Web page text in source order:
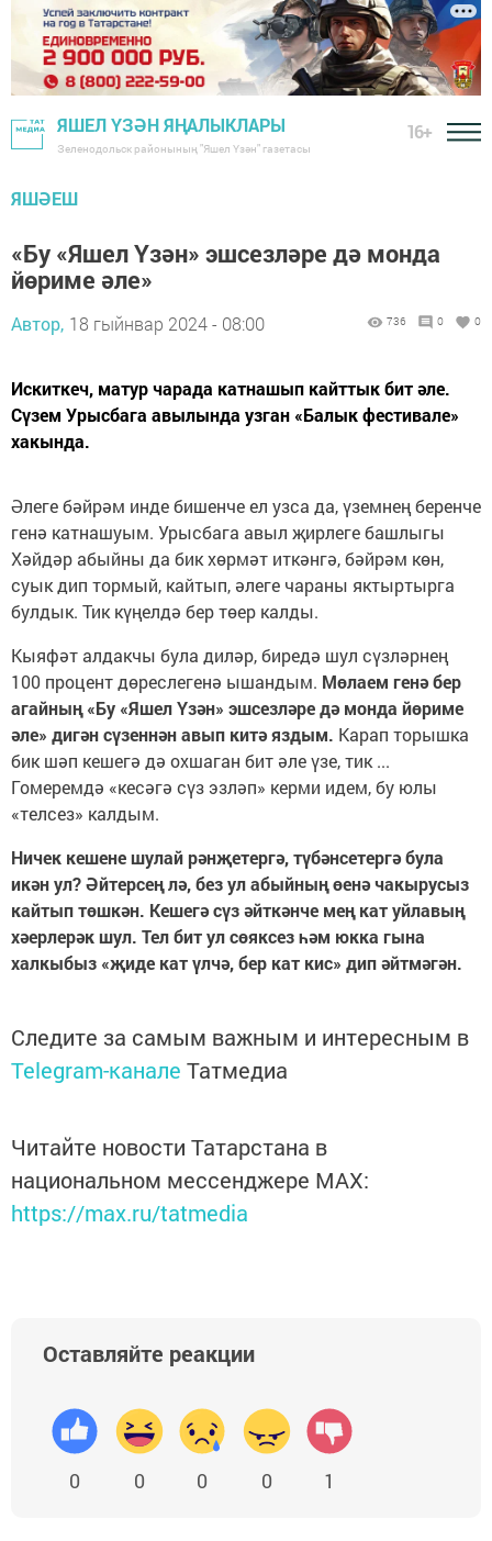
ЯШЕЛ ҮЗӘН ЯҢАЛЫКЛАРЫ
Зеленодольск районының "Яшел Үзән" газетасы
16+
ЯШӘЕШ
«Бу «Яшел Үзән» эшсезләре дә монда
йөриме әле»
Автор, 18 гыйнвар 2024 - 08:00 736 0 0
Искиткеч, матур чарада катнашып кайттык бит әле.
Сүзем Урысбага авылында узган «Балык фестивале»
хакында.
Әлеге бәйрәм инде бишенче ел узса да, үземнең беренче
генә катнашуым. Урысбага авыл җирлеге башлыгы
Хәйдәр абыйны да бик хөрмәт иткәнгә, бәйрәм көн,
суык дип тормый, кайтып, әлеге чараны яктыртырга
булдык. Тик күңелдә бер төер калды.
Кыяфәт алдакчы була диләр, биредә шул сүзләрнең
100 процент дөреслегенә ышандым. Мөлаем генә бер
агайның «Бу «Яшел Үзән» эшсезләре дә монда йөриме
әле» дигән сүзеннән авып китә яздым. Карап торышка
бик шәп кешегә дә охшаган бит әле үзе, тик ...
Гомеремдә «кесәгә сүз эзләп» керми идем, бу юлы
«телсез» калдым.
Ничек кешене шулай рәнҗетергә, түбәнсетергә була
икән ул? Әйтерсең лә, без ул абыйның өенә чакырусыз
кайтып төшкән. Кешегә сүз әйткәнче мең кат уйлавың
хәерлерәк шул. Тел бит ул сөяксез һәм юкка гына
халкыбыз «җиде кат үлчә, бер кат кис» дип әйтмәгән.
Следите за самым важным и интересным в
Telegram-канале Татмедиа
Читайте новости Татарстана в
национальном мессенджере MАХ:
https://max.ru/tatmedia
Оставляйте реакции
0 0 0 0 1